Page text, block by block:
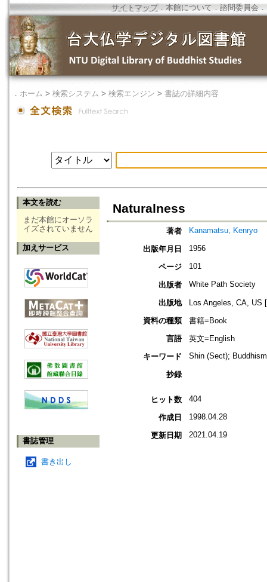
サイトマップ．本館について ． 諮問委員会 ．
． ホーム > 検索システム > 検索エンジン > 書誌の詳細内容
本文を読む
まだ本館にオーソラ
イズされていません
加えサービス
書誌管理
書き出し
Naturalness
著者 Kanamatsu, Kenryo
出版年月日 1956
ページ 101
出版者 White Path Society
出版地
Los Angeles, CA, US
資料の種類
書籍=Book
言語
英文=English
キーワード
Shin (Sect);
抄録
ヒット数 404
作成日 1998.04.28
更新日期 2021.04.19